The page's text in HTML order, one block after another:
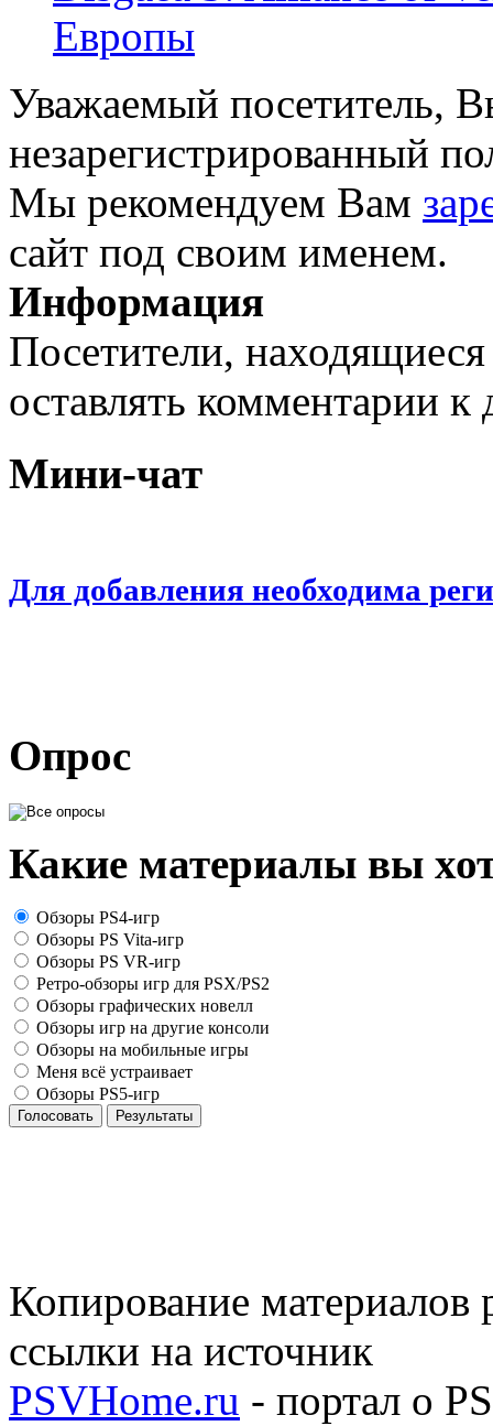
Европы
Уважаемый посетитель,
незарегистрированный
Мы рекомендуем Вам
сайт под своим именем.
Информация
Посетители,
оставлять комментарии
Мини-чат
Для добавления необходима
Опрос
Какие материалы вы
Обзоры PS4-игр
Обзоры PS Vita-игр
Обзоры PS VR-игр
Ретро-обзоры игр для PSX/PS2
Обзоры графических новелл
Обзоры игр на другие консоли
Обзоры на мобильные игры
Меня всё устраивает
Обзоры PS5-игр
Голосовать Результаты
Копирование материалов
ссылки на источник
PSVHome.ru - портал о